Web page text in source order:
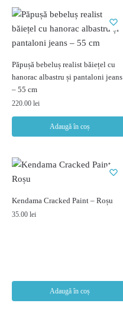
Păpușă bebeluș realist băiețel cu
hanorac albastru și pantaloni jeans
– 55 cm
220.00 lei
Adaugă în coș
Kendama Cracked Paint – Roșu
35.00 lei
Adaugă în coș